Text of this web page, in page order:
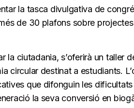
la tasca divulgativa de
de 30 plafons sobre
la ciutadania, s’oferirà un taller
circular destinat a estudiants.
que difonguin les
la seva conversió en